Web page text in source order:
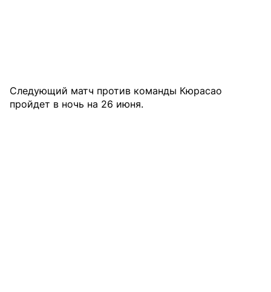
Следующий матч против команды Кюрасао
пройдет в ночь на 26 июня.